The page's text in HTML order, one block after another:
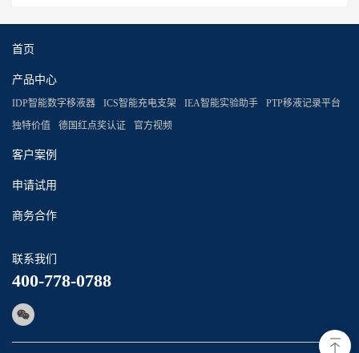
首页
产品中心
IDP智能数字移液器 ICS智能充电支架 IEA智能实验助手
PTP移液记录平台
独特价值
德国红点奖认证 官方视频
客户案例
申请试用
商务合作
联系我们
400-778-0788